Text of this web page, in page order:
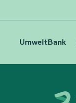
UmweltBank